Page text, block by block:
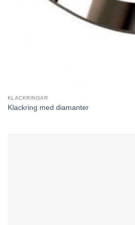
KLACKRINGAR
Klackring med diamanter